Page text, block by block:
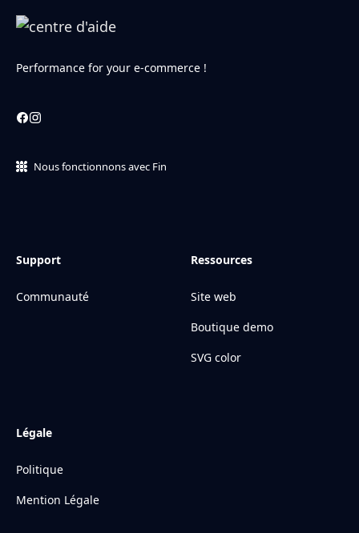
Performance for your e-commerce !
Nous fonctionnons avec Fin
Support
Communauté
Ressources
Site web
Boutique demo
SVG color
Légale
Politique
Mention Légale